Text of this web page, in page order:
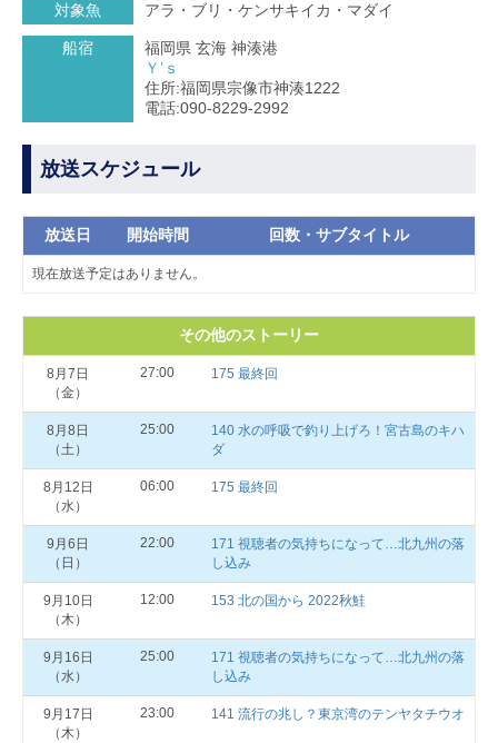
対象魚 アラ・ブリ・ケンサキイカ・マダイ
船宿
福岡県 玄海 神湊港
Ｙ’ｓ
住所:福岡県宗像市神湊1222
電話:090-8229-2992
放送スケジュール
放送日 開始時間 回数・サブタイトル
現在放送予定はありません。
その他のストーリー
8月7日
（金）
27:00 175 最終回
8月8日
（土）
25:00
140 水の呼吸で釣り上げろ！宮古島のキハ
ダ
8月12日
（水）
06:00 175 最終回
9月6日
（日）
22:00
171 視聴者の気持ちになって…北九州の落
し込み
9月10日
（木）
12:00 153 北の国から 2022秋鮭
9月16日
（水）
25:00
171 視聴者の気持ちになって…北九州の落
し込み
9月17日
（木）
23:00 141 流行の兆し？東京湾のテンヤタチウオ